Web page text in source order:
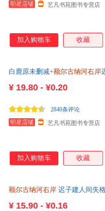
明星店铺 艺凡书苑图书专营店
加入购物车 收藏
白鹿原未删减+额尔古纳河右岸
¥ 19.80 - ¥0.20
明星店铺 艺凡书苑图书专营店
2840条评论
加入购物车 收藏
额尔古纳河右岸 迟子建人间失
¥ 15.90 - ¥0.16